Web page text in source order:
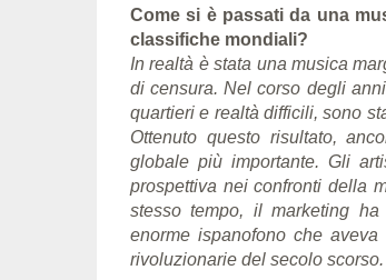
Come si è passati da una
classifiche mondiali?
In realtà è stata una musica
di censura. Nel corso degli
quartieri e realtà difficili, sono
Ottenuto questo risultato,
globale più importante. Gli
prospettiva nei confronti della
stesso tempo, il marketing
enorme ispanofono che
rivoluzionarie del secolo